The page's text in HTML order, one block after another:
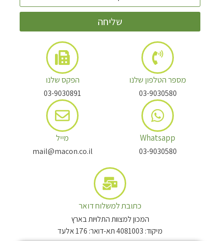
שליחה
מספר הטלפון שלנו
03-9030580
Whatsapp
03-9030580
הפקס שלנו
03-9030891
מייל
mail@macon.co.il
כתובת למשלוח דואר
המכון למצוות התלויות בארץ
מיקוד: 4081003 תא-דואר: 176 אלעד